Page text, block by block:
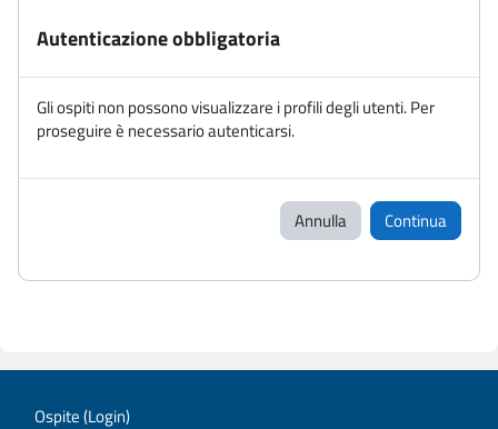
Autenticazione obbligatoria
Gli ospiti non possono visualizzare i profili degli utenti. Per
proseguire è necessario autenticarsi.
Annulla Continua
Ospite (Login)